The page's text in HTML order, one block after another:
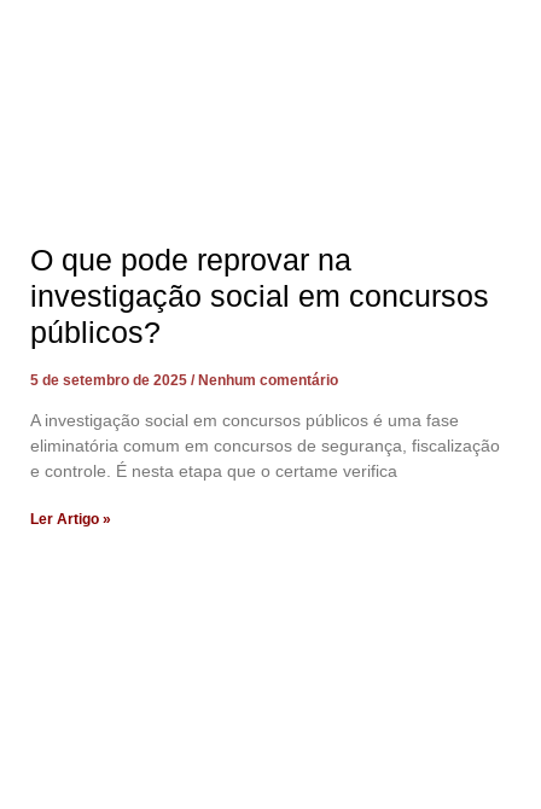
O que pode reprovar na
investigação social em concursos
públicos?
5 de setembro de 2025 Nenhum comentário
A investigação social em concursos públicos é uma fase
eliminatória comum em concursos de segurança, fiscalização
e controle. É nesta etapa que o certame verifica
Ler Artigo »